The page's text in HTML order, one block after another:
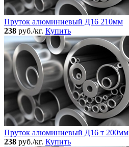
Пруток алюминиевый Д16 210мм
238 руб./кг. Купить
Пруток алюминиевый Д16 т 200мм
238 руб./кг. Купить